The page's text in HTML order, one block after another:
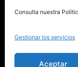
Consulta nuestra
Gestionar los servicios
Aceptar
911